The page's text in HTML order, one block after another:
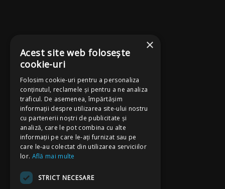
×
Acest site web folosește
cookie-uri
Folosim cookie-uri pentru a personaliza
conținutul, reclamele și pentru a ne analiza
traficul. De asemenea, împărtășim
informații despre utilizarea site-ului nostru
cu partenerii noștri de publicitate și
analiză, care le pot combina cu alte
informații pe care le-ați furnizat sau pe
care le-au colectat din utilizarea serviciilor
lor. Află mai multe
STRICT NECESARE